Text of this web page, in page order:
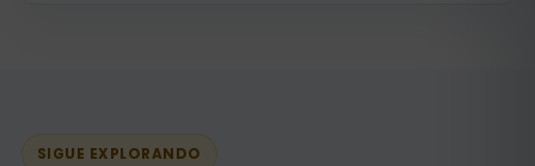
SIGUE EXPLORANDO